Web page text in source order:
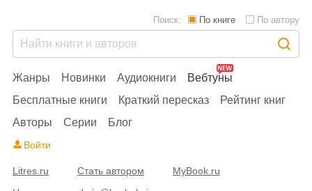
Жанры Новинки Аудиокниги
Вебтуны
Бесплатные книги
Краткий пересказ
Рейтинг книг
Авторы
Серии Блог
Поиск: По книге По автору
Войти
Litres.ru Стать автором
MyBook.ru